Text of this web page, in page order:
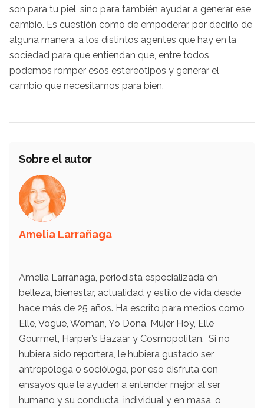
son para tu piel, sino para también ayudar a generar ese
cambio. Es cuestión como de empoderar, por decirlo de
alguna manera, a los distintos agentes que hay en la
sociedad para que entiendan que, entre todos,
podemos romper esos estereotipos y generar el
cambio que necesitamos para bien.
Sobre el autor
Amelia Larrañaga
Amelia Larrañaga, periodista especializada en
belleza, bienestar, actualidad y estilo de vida desde
hace más de 25 años. Ha escrito para medios como
Elle, Vogue, Woman, Yo Dona, Mujer Hoy, Elle
Gourmet, Harper’s Bazaar y Cosmopolitan. Si no
hubiera sido reportera, le hubiera gustado ser
antropóloga o socióloga, por eso disfruta con
ensayos que le ayuden a entender mejor al ser
humano y su conducta, individual y en masa, o